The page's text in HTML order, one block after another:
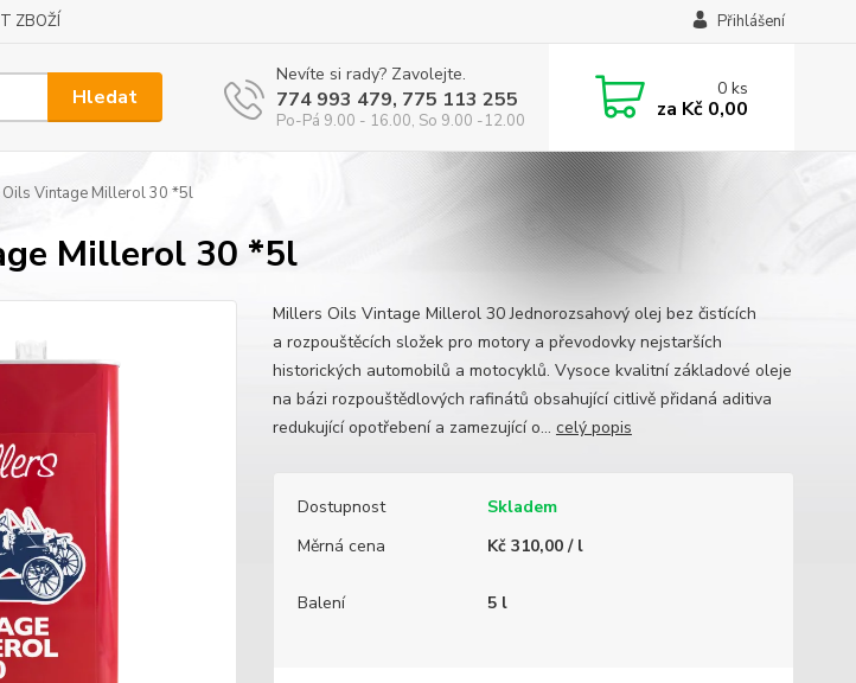
ZBOŽÍ Přihlášení
Hledat
Nevíte si rady? Zavolejte.
774 993 479, 775 113 255
Po-Pá 9.00 - 16.00, So 9.00 -12.00
0ks
za Kč 0,00
Vintage Millerol 30 *5l
Millerol 30 *5l
Millers Oils Vintage Millerol 30 Jednorozsahový olej bez čistících
a rozpouštěcích složek pro motory a převodovky nejstarších
historických automobilů a motocyklů. Vysoce kvalitní základové oleje
na bázi rozpouštědlových rafinátů obsahující citlivě přidaná aditiva
redukující opotřebení a zamezující o... celý popis
Dostupnost
Skladem
Měrná cena
Kč 310,00 / l
Balení 5 l